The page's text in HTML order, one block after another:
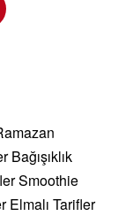
Bağışıklık
Smoothie
Elmalı Tarifler